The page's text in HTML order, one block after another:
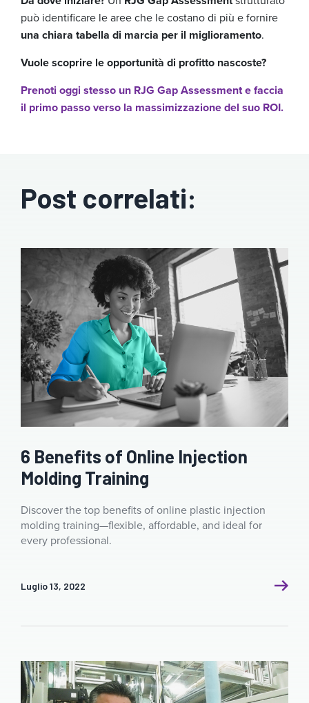
può identificare le aree che le costano di più e fornire
una chiara tabella di marcia per il miglioramento.
Vuole scoprire le opportunità di profitto nascoste?
Prenoti oggi stesso un RJG Gap Assessment e faccia
il primo passo verso la massimizzazione del suo ROI.
Post correlati:
6 Benefits of Online Injection
Molding Training
Discover the top benefits of online plastic injection
molding training—flexible, affordable, and ideal for
every professional.
Luglio 13, 2022